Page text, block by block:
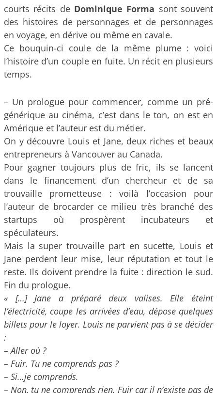
courts récits de Dominique Forma sont souvent
des histoires de personnages et de personnages
en voyage, en dérive ou même en cavale.
Ce bouquin-ci coule de la même plume : voici
l’histoire d’un couple en fuite. Un récit en plusieurs
temps.
– Un prologue pour commencer, comme un pré-
générique au cinéma, c’est dans le ton, on est en
Amérique et l’auteur est du métier.
On y découvre Louis et Jane, deux riches et beaux
entrepreneurs à Vancouver au Canada.
Pour gagner toujours plus de fric, ils se lancent
dans le financement d’un chercheur et de sa
trouvaille prometteuse : voilà l’occasion pour
l’auteur de brocarder ce milieu très branché des
startups où prospèrent incubateurs et
spéculateurs.
Mais la super trouvaille part en sucette, Louis et
Jane perdent leur mise, leur réputation et tout le
reste. Ils doivent prendre la fuite : direction le sud.
Fin du prologue.
« […] Jane a préparé deux valises. Elle éteint
l’électricité, coupe les arrivées d’eau, dépose quelques
billets pour le loyer. Louis ne parvient pas à se décider
:
– Aller où ?
– Fuir. Tu ne comprends pas ?
– Si…je comprends.
– Non, tu ne comprends rien. Fuir car il n’existe pas de